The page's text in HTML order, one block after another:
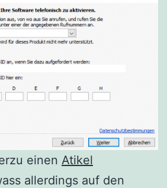
einen Atikel
allerdings auf den